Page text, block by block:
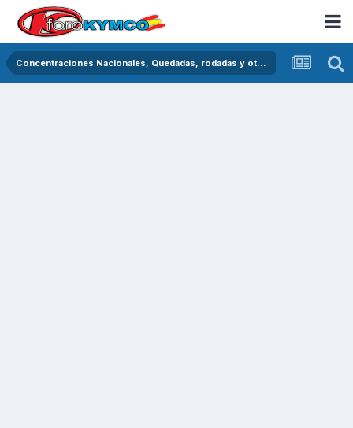
Concentraciones Nacionales, Quedadas, rodadas y otras crónicas del asfalto